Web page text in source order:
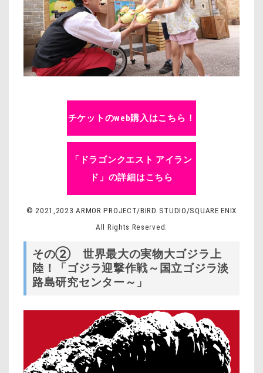
チケットのweb購入はこちら！
「ドラゴンクエスト アイラン
ド」の詳細はこちら
© 2021,2023 ARMOR PROJECT/BIRD STUDIO/SQUARE ENIX
All Rights Reserved.
その② 世界最大の実物大ゴジラ上
陸！「ゴジラ迎撃作戦～国立ゴジラ淡
路島研究センター～」